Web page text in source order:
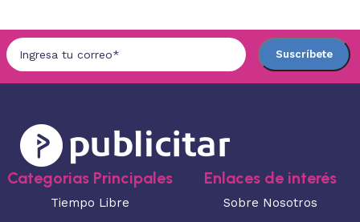
Categorias Principales
Tiempo Libre
Enlaces de interés
Sobre Nosotros